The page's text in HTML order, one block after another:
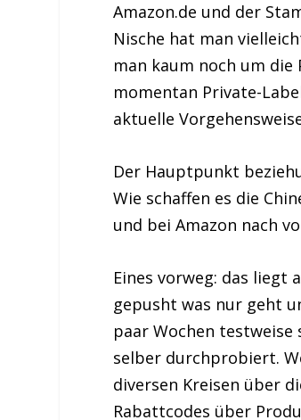
Amazon.de und der
Nische hat man
man kaum noch um die
momentan Private-
aktuelle
Der Hauptpunkt
Wie schaffen es die
und bei Amazon nach
Eines vorweg: das liegt
gepusht was nur geht
paar Wochen testweise
selber durchprobiert.
diversen Kreisen über
Rabattcodes über